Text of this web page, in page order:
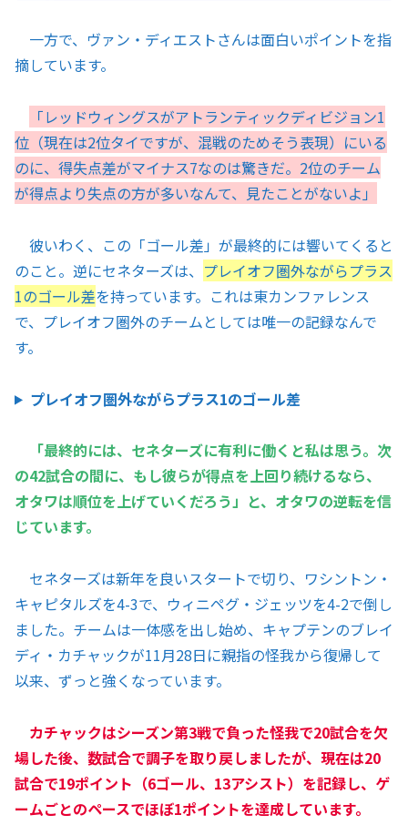
一方で、ヴァン・ディエストさんは面白いポイントを指
摘しています。
「レッドウィングスがアトランティックディビジョン1
位（現在は2位タイですが、混戦のためそう表現）にいる
のに、得失点差がマイナス7なのは驚きだ。2位のチーム
が得点より失点の方が多いなんて、見たことがないよ」
彼いわく、この「ゴール差」が最終的には響いてくると
のこと。逆にセネターズは、 プレイオフ圏外ながらプラス
1のゴール差を持っています。これは東カンファレンス
で、プレイオフ圏外のチームとしては唯一の記録なんで
す。
プレイオフ圏外ながらプラス1のゴール差
「最終的には、セネターズに有利に働くと私は思う。次
の42試合の間に、もし彼らが得点を上回り続けるなら、
オタワは順位を上げていくだろう」と、オタワの逆転を信
じています。
セネターズは新年を良いスタートで切り、ワシントン・
キャピタルズを4-3で、ウィニペグ・ジェッツを4-2で倒し
ました。チームは一体感を出し始め、キャプテンのブレイ
ディ・カチャックが11月28日に親指の怪我から復帰して
以来、ずっと強くなっています。
カチャックはシーズン第3戦で負った怪我で20試合を欠
場した後、数試合で調子を取り戻しましたが、現在は20
試合で19ポイント（6ゴール、13アシスト）を記録し、ゲ
ームごとのペースでほぼ1ポイントを達成しています。